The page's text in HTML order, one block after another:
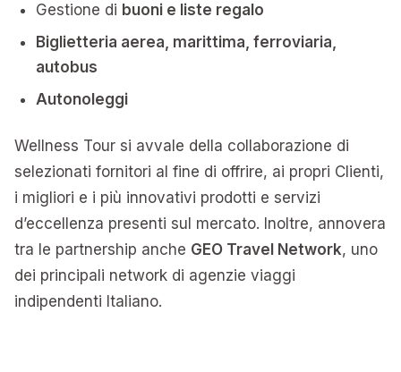
Gestione di buoni e liste regalo
Biglietteria aerea, marittima, ferroviaria,
autobus
Autonoleggi
Wellness Tour si avvale della collaborazione di
selezionati fornitori al fine di offrire, ai propri Clienti,
i migliori e i più innovativi prodotti e servizi
d’eccellenza presenti sul mercato. Inoltre, annovera
tra le partnership anche GEO Travel Network, uno
dei principali network di agenzie viaggi
indipendenti Italiano.